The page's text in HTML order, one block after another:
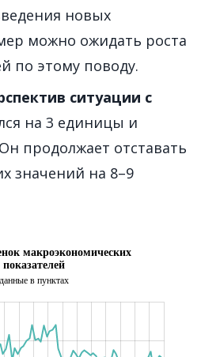
новых
можно ожидать роста
по этому поводу.
ситуации с
на 3 единицы и
продолжает отставать
значений на 8–9